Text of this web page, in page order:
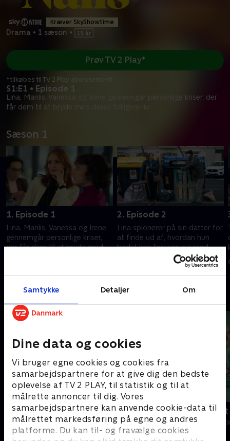
Samtykke Detaljer Om
Dine data og cookies
Vi bruger egne cookies og cookies fra
samarbejdspartnere for at give dig den bedste
oplevelse af TV 2 PLAY, til statistik og til at
målrette annoncer til dig. Vores
samarbejdspartnere kan anvende cookie-data til
målrettet markedsføring på egne og andres
platforme. Du kan til- og fravælge cookies
Kræver SkyShowtime
Drama • 1 sæson •
S1:E1 • Episode 1
Lina, Marilís, Vanessa og Irene gennemgår personlige kriser, der
får dem til at bryde med deres tidligere liv.
Prøv TV 2 Play*
*tilkøbes til TV 2 Play abonnement
Sæson 1
1. Episode 1
Lina, Marilís, Vanessa og Irene
gennemgår personlige kriser,
der får dem til at bryde med
2. Episode 2
Lina spionerer på sin datter for
at finde ud af, hvordan hun
bedst kan forsone sig med
hende, og Vanessa kæmper en
hemmelig kamp med sine
modsætninger.
Andre så også
Happy fucking Pride
Drama • 1 sæsoner
Fake Patient
Drama • 1